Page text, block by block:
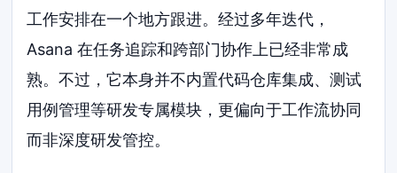
工作安排在一个地方跟进。经过多年迭代，
Asana 在任务追踪和跨部门协作上已经非常成
熟。不过，它本身并不内置代码仓库集成、测试
用例管理等研发专属模块，更偏向于工作流协同
而非深度研发管控。